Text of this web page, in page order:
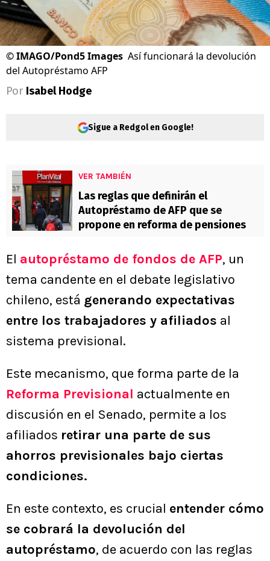
©IMAGO/Pond5 Images Así funcionará la devolución
del Autopréstamo AFP
Por Isabel Hodge
Sigue a Redgol en Google!
VER TAMBIÉN
Las reglas que definirán el
Autopréstamo de AFP que se
propone en reforma de pensiones
El autopréstamo de fondos de AFP, un
tema candente en el debate legislativo
chileno, está generando expectativas
entre los trabajadores y afiliados al
sistema previsional.
Este mecanismo, que forma parte de la
Reforma Previsional actualmente en
discusión en el Senado, permite a los
afiliados retirar una parte de sus
ahorros previsionales bajo ciertas
condiciones.
En este contexto, es crucial entender cómo
se cobrará la devolución del
autopréstamo, de acuerdo con las reglas